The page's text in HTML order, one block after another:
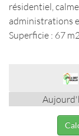
résidentiel,
administrations
Superficie : 67